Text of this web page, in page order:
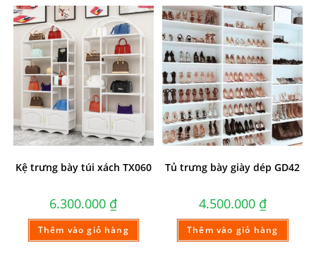
Kệ trưng bày túi xách TX060
6.300.000 ₫
Thêm vào giỏ hàng
Tủ trưng bày giày dép GD42
4.500.000 ₫
Thêm vào giỏ hàng